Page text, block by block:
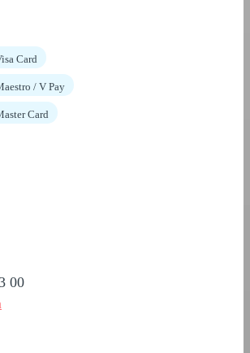
Card
/ V Pay
Card
00